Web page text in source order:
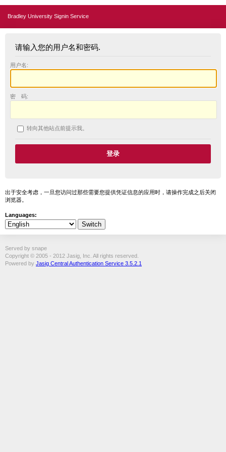
Bradley University Signin Service
请输入您的用户名和密码.
用户名:
密 码:
转向其他站点前提示我。
出于安全考虑，一旦您访问过那些需要您提供凭证信息的应用时，请操作完成之后关闭
浏览器。
Languages:
Served by snape
Copyright © 2005 - 2012 Jasig, Inc. All rights reserved.
Powered by Jasig Central Authentication Service 3.5.2.1